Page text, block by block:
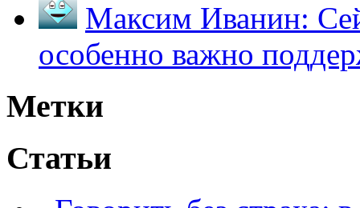
Максим Иванин:
особенно важно
Метки
Статьи